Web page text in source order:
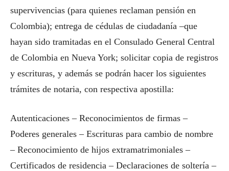
supervivencias (para quienes reclaman pensión en
Colombia); entrega de cédulas de ciudadanía –que
hayan sido tramitadas en el Consulado General Central
de Colombia en Nueva York; solicitar copia de registros
y escrituras, y además se podrán hacer los siguientes
trámites de notaria, con respectiva apostilla:
Autenticaciones – Reconocimientos de firmas –
Poderes generales – Escrituras para cambio de nombre
– Reconocimiento de hijos extramatrimoniales –
Certificados de residencia – Declaraciones de soltería –